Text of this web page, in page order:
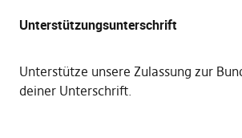
Unterstützungsunterschrift
Unterstütze unsere Zulassung zur
deiner Unterschrift.